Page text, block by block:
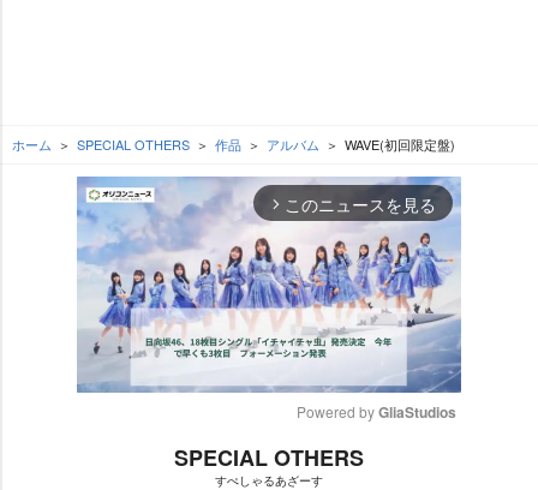
ホーム SPECIAL OTHERS 作品 アルバム WAVE(初回限定盤)
arrow_forward_ios このニュースを見る
Powered by GliaStudios
SPECIAL OTHERS
すぺしゃるあざーす